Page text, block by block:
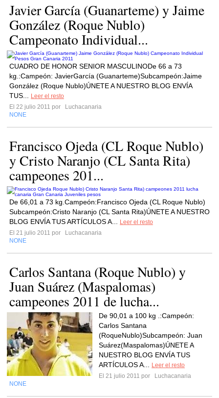
Javier García (Guanarteme) y Jaime
González (Roque Nublo)
Campeonato Individual...
CUADRO DE HONOR SENIOR MASCULINODe 66 a 73
kg.:Campeón: JavierGarcía (Guanarteme)Subcampeón:Jaime
González (Roque Nublo)ÚNETE A NUESTRO BLOG ENVÍA
TUS...
Leer el resto
El 22 julio 2011 por
Luchacanaria
NONE
Francisco Ojeda (CL Roque Nublo)
y Cristo Naranjo (CL Santa Rita)
campeones 201...
De 66,01 a 73 kg.Campeón:Francisco Ojeda (CL Roque Nublo)
Subcampeón:Cristo Naranjo (CL Santa Rita)ÚNETE A NUESTRO
BLOG ENVÍA TUS ARTÍCULOS A...
Leer el resto
El 21 julio 2011 por
Luchacanaria
NONE
Carlos Santana (Roque Nublo) y
Juan Suárez (Maspalomas)
campeones 2011 de lucha...
De 90,01 a 100 kg .:Campeón:
Carlos Santana
(RoqueNublo)Subcampeón: Juan
Suárez(Maspalomas)ÚNETE A
NUESTRO BLOG ENVÍA TUS
ARTÍCULOS A...
Leer el resto
El 21 julio 2011 por
Luchacanaria
NONE